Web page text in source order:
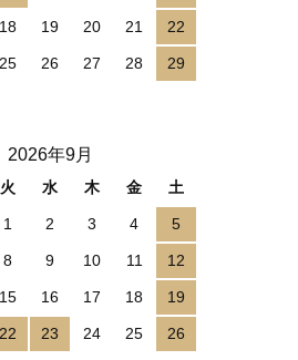
18 19 20 21 22
25 26 27 28 29
2026年9月
火 水 木 金 土
1 2 3 4 5
8 9 10 11 12
15 16 17 18 19
22 23 24 25 26